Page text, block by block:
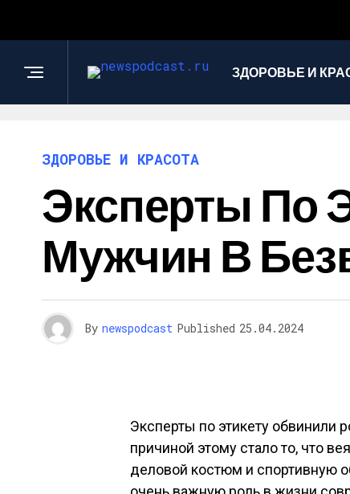
ЗДОРОВЬЕ И
ЗДОРОВЬЕ И КРАСОТА
Эксперты По
Мужчин В
By newspodcast Published 25.04.2024
Эксперты по этикету обвинили
причиной этому стало то, что
деловой костюм и спортивную